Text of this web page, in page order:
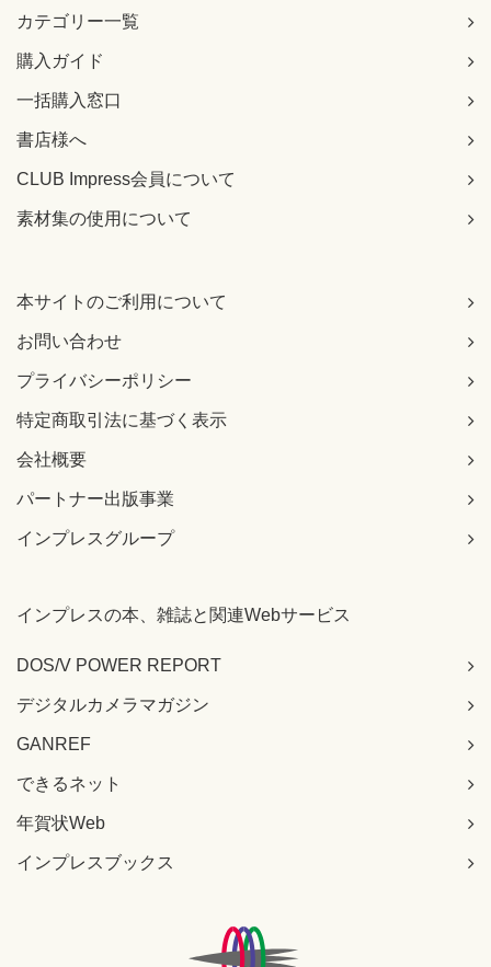
カテゴリー一覧
購入ガイド
一括購入窓口
書店様へ
CLUB Impress会員について
素材集の使用について
本サイトのご利用について
お問い合わせ
プライバシーポリシー
特定商取引法に基づく表示
会社概要
パートナー出版事業
インプレスグループ
インプレスの本、雑誌と関連Webサービス
DOS/V POWER REPORT
デジタルカメラマガジン
GANREF
できるネット
年賀状Web
インプレスブックス